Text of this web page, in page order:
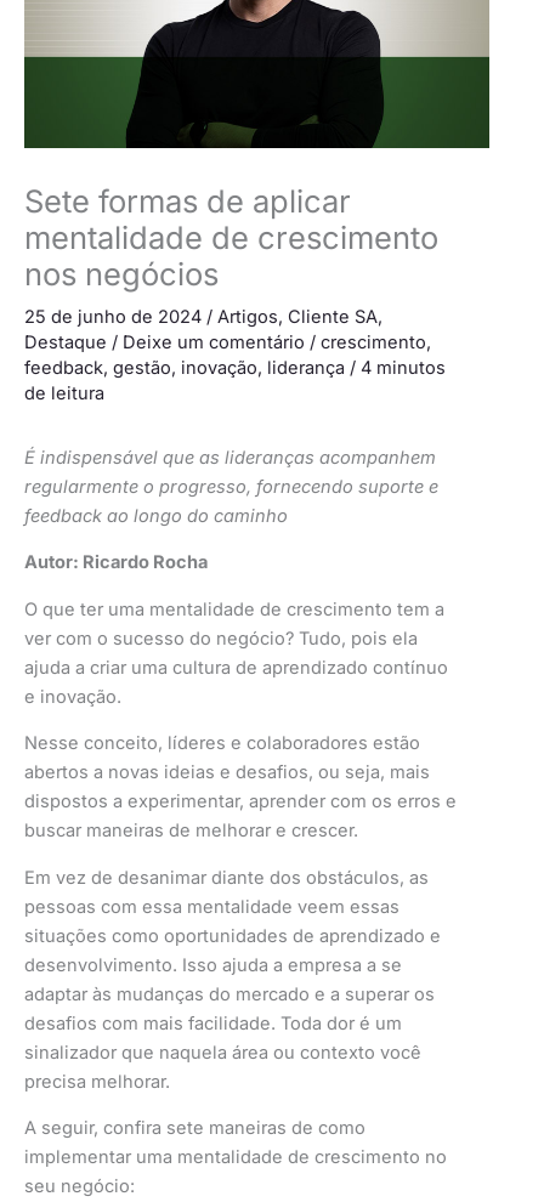
Sete formas de aplicar
mentalidade de crescimento
nos negócios
25 de junho de 2024 / Artigos, Cliente SA,
Destaque / Deixe um comentário / crescimento,
feedback, gestão, inovação, liderança / 4 minutos
de leitura
É indispensável que as lideranças acompanhem
regularmente o progresso, fornecendo suporte e
feedback ao longo do caminho
Autor: Ricardo Rocha
O que ter uma mentalidade de crescimento tem a
ver com o sucesso do negócio? Tudo, pois ela
ajuda a criar uma cultura de aprendizado contínuo
e inovação.
Nesse conceito, líderes e colaboradores estão
abertos a novas ideias e desafios, ou seja, mais
dispostos a experimentar, aprender com os erros e
buscar maneiras de melhorar e crescer.
Em vez de desanimar diante dos obstáculos, as
pessoas com essa mentalidade veem essas
situações como oportunidades de aprendizado e
desenvolvimento. Isso ajuda a empresa a se
adaptar às mudanças do mercado e a superar os
desafios com mais facilidade. Toda dor é um
sinalizador que naquela área ou contexto você
precisa melhorar.
A seguir, confira sete maneiras de como
implementar uma mentalidade de crescimento no
seu negócio: